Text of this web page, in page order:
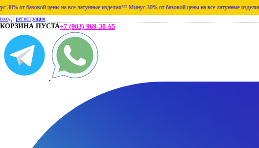
цены на все латунные изделия!!! Минус 30% от базовой цены на все латунные изделия!!! Минус
вход регистрация
КОРЗИНА ПУСТА+7 (903) 969-30-65